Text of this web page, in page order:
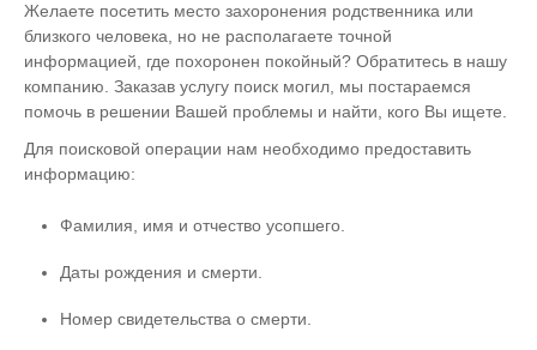
Желаете посетить место захоронения родственника или
близкого человека, но не располагаете точной
информацией, где похоронен покойный? Обратитесь в нашу
компанию. Заказав услугу поиск могил, мы постараемся
помочь в решении Вашей проблемы и найти, кого Вы ищете.
Для поисковой операции нам необходимо предоставить
информацию:
Фамилия, имя и отчество усопшего.
Даты рождения и смерти.
Номер свидетельства о смерти.